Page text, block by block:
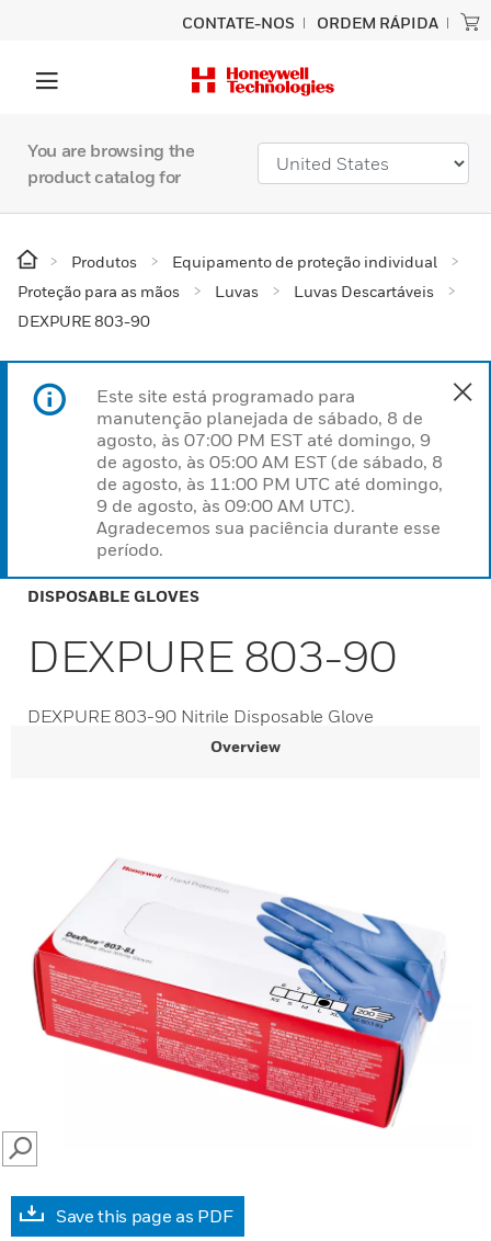
CONTATE-NOS ORDEM RÁPIDA
You are browsing the
product catalog for
Produtos
Equipamento de proteção individual
Proteção para as mãos
Luvas
Luvas Descartáveis
DEXPURE 803-90
Este site está programado para
manutenção planejada de sábado, 8 de
agosto, às 07:00 PM EST até domingo, 9
de agosto, às 05:00 AM EST (de sábado, 8
de agosto, às 11:00 PM UTC até domingo,
9 de agosto, às 09:00 AM UTC).
Agradecemos sua paciência durante esse
período.
DISPOSABLE GLOVES
DEXPURE 803-90
DEXPURE 803-90 Nitrile Disposable Glove
Overview
SEARCH
Save this page as PDF